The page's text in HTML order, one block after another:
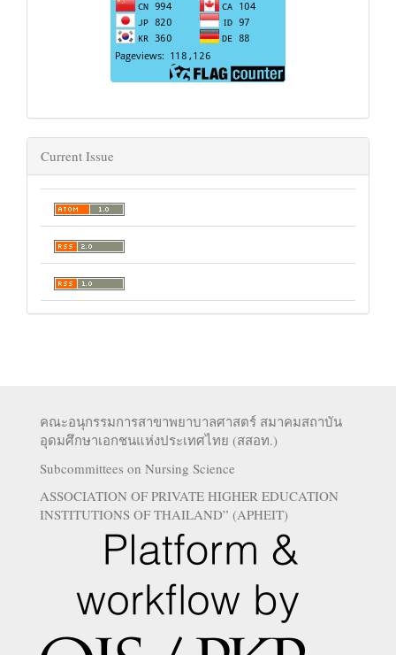
Current Issue
คณะอนุกรรมการสาขาพยาบาลศาสตร์ สมาคมสถาบัน
อุดมศึกษาเอกชนแห่งประเทศไทย (สสอท.)
Subcommittees on Nursing Science
ASSOCIATION OF PRIVATE HIGHER EDUCATION
INSTITUTIONS OF THAILAND” (APHEIT)